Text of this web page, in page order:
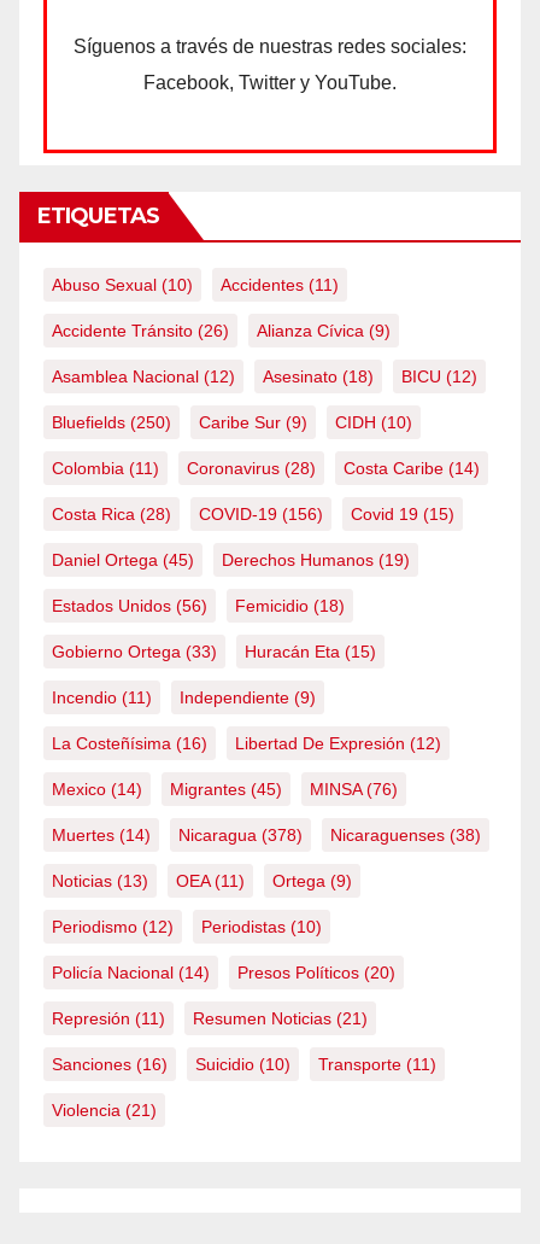
Síguenos a través de nuestras redes sociales:
Facebook, Twitter y YouTube.
ETIQUETAS
Abuso Sexual (10) Accidentes (11)
Accidente Tránsito (26) Alianza Cívica (9)
Asamblea Nacional (12) Asesinato (18) BICU (12)
Bluefields (250) Caribe Sur (9) CIDH (10)
Colombia (11) Coronavirus (28) Costa Caribe (14)
Costa Rica (28) COVID-19 (156) Covid 19 (15)
Daniel Ortega (45) Derechos Humanos (19)
Estados Unidos (56) Femicidio (18)
Gobierno Ortega (33) Huracán Eta (15)
Incendio (11) Independiente (9)
La Costeñísima (16) Libertad De Expresión (12)
Mexico (14) Migrantes (45) MINSA(76)
Muertes (14) Nicaragua (378) Nicaraguenses (38)
Noticias (13) OEA(11) Ortega (9)
Periodismo (12) Periodistas (10)
Policía Nacional (14) Presos Políticos (20)
Represión (11) Resumen Noticias (21)
Sanciones (16) Suicidio (10) Transporte (11)
Violencia (21)